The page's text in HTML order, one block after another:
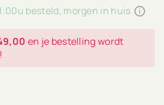
besteld, morgen in huis
en je bestelling wordt
!